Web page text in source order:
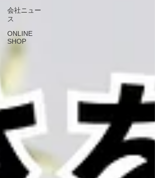
会社ニュー
ス
ONLINE
SHOP